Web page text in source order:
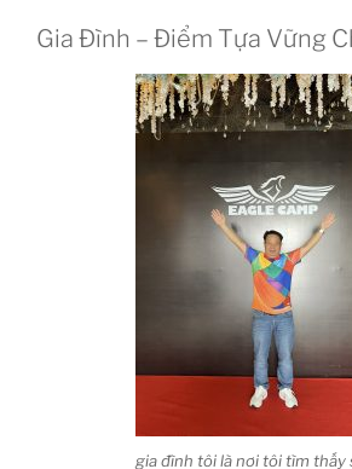
Gia Đình – Điểm Tựa Vững
gia đình tôi là nơi tôi tìm thấy